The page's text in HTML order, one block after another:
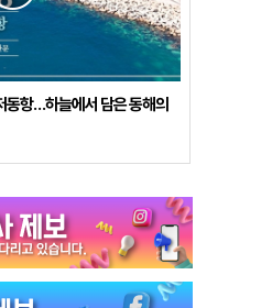
동항…하늘에서 담은 동해의